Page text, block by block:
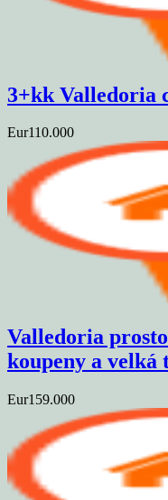
3+kk Valledoria
Eur110.000
Valledoria
koupeny a velká
Eur159.000